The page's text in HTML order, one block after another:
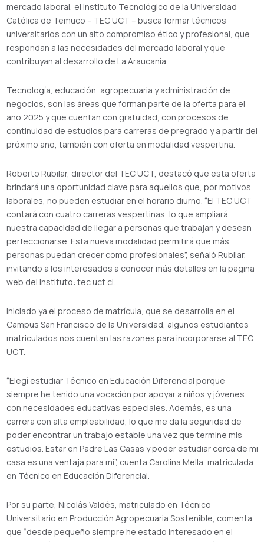
mercado laboral, el Instituto Tecnológico de la Universidad
Católica de Temuco – TEC UCT – busca formar técnicos
universitarios con un alto compromiso ético y profesional, que
respondan a las necesidades del mercado laboral y que
contribuyan al desarrollo de La Araucanía.
Tecnología, educación, agropecuaria y administración de
negocios, son las áreas que forman parte de la oferta para el
año 2025 y que cuentan con gratuidad, con procesos de
continuidad de estudios para carreras de pregrado y a partir del
próximo año, también con oferta en modalidad vespertina.
Roberto Rubilar, director del TEC UCT, destacó que esta oferta
brindará una oportunidad clave para aquellos que, por motivos
laborales, no pueden estudiar en el horario diurno. “El TEC UCT
contará con cuatro carreras vespertinas, lo que ampliará
nuestra capacidad de llegar a personas que trabajan y desean
perfeccionarse. Esta nueva modalidad permitirá que más
personas puedan crecer como profesionales”, señaló Rubilar,
invitando a los interesados a conocer más detalles en la página
web del instituto: tec.uct.cl.
Iniciado ya el proceso de matrícula, que se desarrolla en el
Campus San Francisco de la Universidad, algunos estudiantes
matriculados nos cuentan las razones para incorporarse al TEC
UCT.
“Elegí estudiar Técnico en Educación Diferencial porque
siempre he tenido una vocación por apoyar a niños y jóvenes
con necesidades educativas especiales. Además, es una
carrera con alta empleabilidad, lo que me da la seguridad de
poder encontrar un trabajo estable una vez que termine mis
estudios. Estar en Padre Las Casas y poder estudiar cerca de mi
casa es una ventaja para mí”, cuenta Carolina Mella, matriculada
en Técnico en Educación Diferencial.
Por su parte, Nicolás Valdés, matriculado en Técnico
Universitario en Producción Agropecuaria Sostenible, comenta
que “desde pequeño siempre he estado interesado en el